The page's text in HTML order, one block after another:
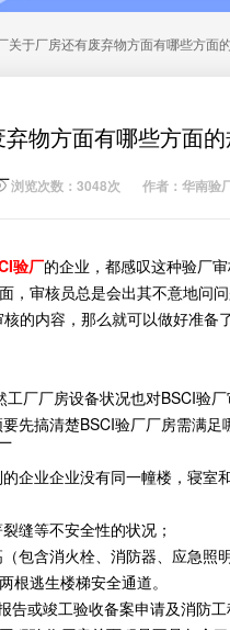
关于厂房还有废弃物方面有哪些方面
物方面有哪些方面的
浏览次数：3048次 作者：华南验
验厂的企业，都感叹这种验厂
，审核员总是会出其不意地问
核的内容，那么就可以做好准备
厂房设备状况也对BSCI验厂
先搞清楚BSCI验厂厂房需满
业企业没有同一幢楼，寝室
等不安全性的状况；
含消火栓、消防器、应急照
根逃生楼梯安全通道。
或竣工验收备案申请及消防工